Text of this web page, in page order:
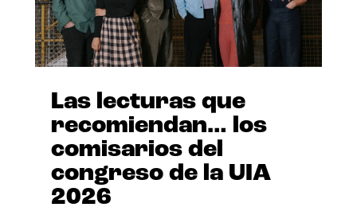
Las lecturas que
recomiendan… los
comisarios del
congreso de la UIA
2026